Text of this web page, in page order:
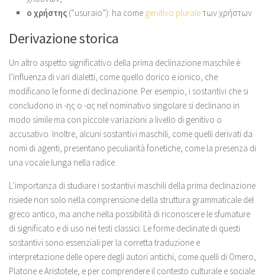
ο χρήστης (“usuraio”): ha come genitivo pluraleτων χρήστων
Derivazione storica
Un altro aspetto significativo della prima declinazione maschile è
l’influenza di vari dialetti, come quello dorico e ionico, che
modificano le forme di declinazione. Per esempio, i sostantivi che si
concludono in -ης o -ας nel nominativo singolare si declinano in
modo simile ma con piccole variazioni a livello di genitivo o
accusativo. Inoltre, alcuni sostantivi maschili, come quelli derivati da
nomi di agenti, presentano peculiarità fonetiche, come la presenza di
una vocale lunga nella radice.
L’importanza di studiare i sostantivi maschili della prima declinazione
risiede non solo nella comprensione della struttura grammaticale del
greco antico, ma anche nella possibilità di riconoscere le sfumature
di significato e di uso nei testi classici. Le forme declinate di questi
sostantivi sono essenziali per la corretta traduzione e
interpretazione delle opere degli autori antichi, come quelli di Omero,
Platone e Aristotele, e per comprendere il contesto culturale e sociale